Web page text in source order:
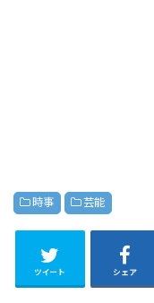
時事 芸能
ツイート シェア